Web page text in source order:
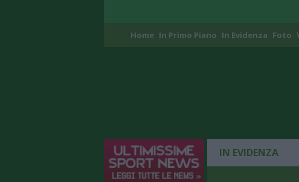
Home In Primo Piano In Evidenza Foto
IN EVIDENZA